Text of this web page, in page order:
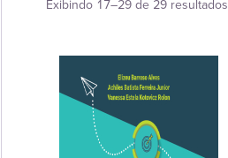
Exibindo 17–29 de 29 resultados